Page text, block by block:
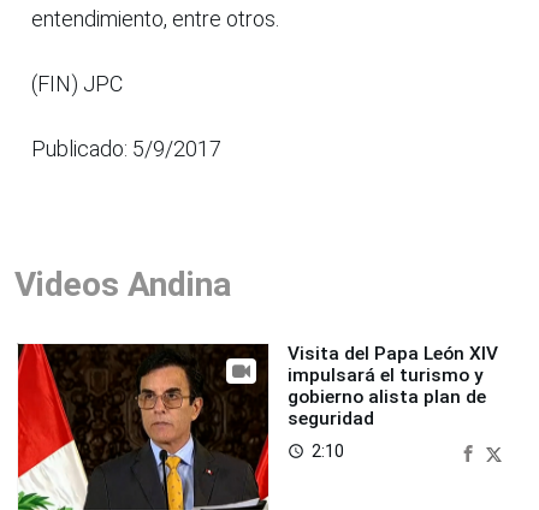
entendimiento, entre otros.
(FIN) JPC
Publicado: 5/9/2017
Videos Andina
Visita del Papa León XIV
impulsará el turismo y
gobierno alista plan de
seguridad
access_time 2:10